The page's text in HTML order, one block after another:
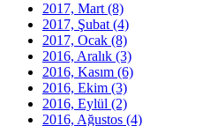
2017, Mart (8)
2017, Şubat (4)
2017, Ocak (8)
2016, Aralık (3)
2016, Kasım (6)
2016, Ekim (3)
2016, Eylül (2)
2016, Ağustos (4)